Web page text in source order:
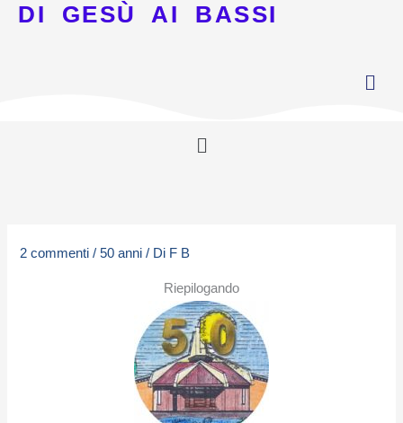
DI GESÙ AI BASSI
Menu
2 commenti /50 anni / Di F B
Riepilogando